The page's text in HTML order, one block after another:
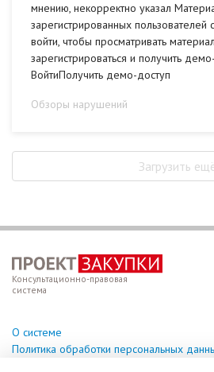
мнению, некорректно указал
зарегистрированных
войти, чтобы просматривать
зарегистрироваться и получить
ВойтиПолучить демо-доступ
Обзоры нарушений
Загрузить
Консультационно-правовая
система
О системе
Политика обработки персональных